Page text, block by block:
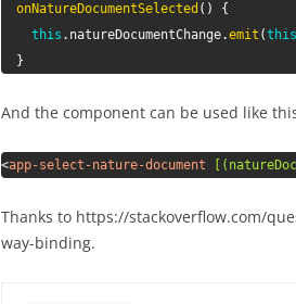
onNatureDocumentSelected ( )
{
this . natureDocumentChange.emit (this
}
And the component can be used like
<app-select-nature-document
Thanks to https://stackoverflow.com/
way-binding.